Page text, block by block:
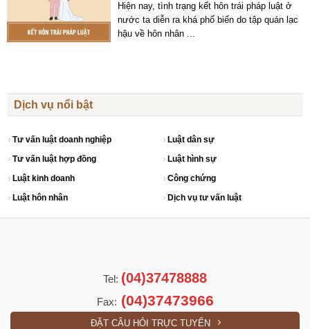
Hiện nay, tình trạng kết hôn trái pháp luật ở
nước ta diễn ra khá phổ biến do tập quán lạc
hậu về hôn nhân ...
Dịch vụ nổi bật
Tư vấn luật doanh nghiệp
Tư vấn luật hợp đồng
Luật dân sự
Luật hình sự
Luật kinh doanh
Luật hôn nhân
Công chứng
Dịch vụ tư vấn luật
Tel: (04)37478888
Fax: (04)37473966
ĐẶT CÂU HỎI TRỰC TUYẾN